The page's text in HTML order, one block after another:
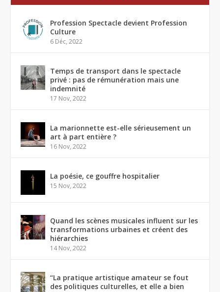
Profession Spectacle devient Profession
Culture
6 Déc, 2022
Temps de transport dans le spectacle
privé : pas de rémunération mais une
indemnité
17 Nov, 2022
La marionnette est-elle sérieusement un
art à part entière ?
16 Nov, 2022
La poésie, ce gouffre hospitalier
15 Nov, 2022
Quand les scènes musicales influent sur les
transformations urbaines et créent des
hiérarchies
14 Nov, 2022
“La pratique artistique amateur se fout
des politiques culturelles, et elle a bien